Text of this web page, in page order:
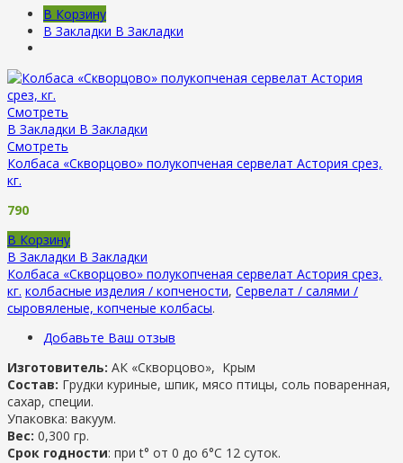
В Корзину
В Закладки В Закладки
Смотреть
В Закладки В Закладки
Смотреть
Колбаса «Скворцово» полукопченая сервелат Астория срез,
кг.
790
В Корзину
В Закладки В Закладки
Колбаса «Скворцово» полукопченая сервелат Астория срез,
кг. колбасные изделия / копчености, Сервелат / салями /
сыровяленые, копченые колбасы.
Добавьте Ваш отзыв
Изготовитель: АК «Скворцово», Крым
Состав: Грудки куриные, шпик, мясо птицы, соль поваренная,
сахар, специи.
Упаковка: вакуум.
Вес: 0,300 гр.
Срок годности: при t° от 0 до 6°С 12 суток.